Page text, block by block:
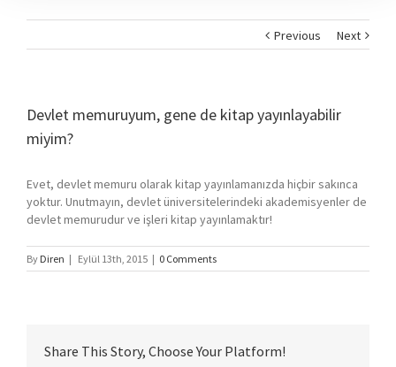
Previous Next
Devlet memuruyum, gene de kitap yayınlayabilir
miyim?
Evet, devlet memuru olarak kitap yayınlamanızda hiçbir sakınca
yoktur. Unutmayın, devlet üniversitelerindeki akademisyenler de
devlet memurudur ve işleri kitap yayınlamaktır!
By Diren | Eylül 13th, 2015 | 0 Comments
Share This Story, Choose Your Platform!